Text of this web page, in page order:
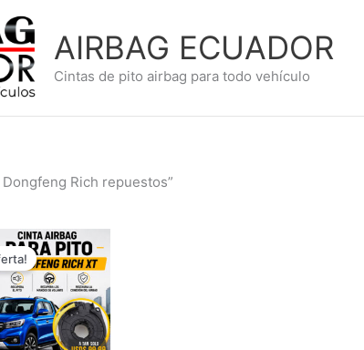
AIRBAG ECUADOR
Cintas de pito airbag para todo vehículo
Rich repuestos”
El
precio
original
era:
$149,99.
El
precio
actual
es:
$99,99.